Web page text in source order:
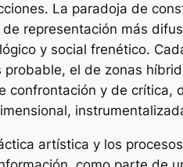
La paradoja de
representación más
y social frenético.
probable, el de zonas
confrontación y de crítica,
artística y los